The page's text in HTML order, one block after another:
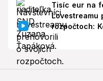
Tisíc eur na
Lovestreamu
rozpočtoch: